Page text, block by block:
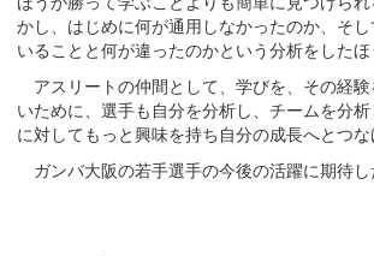
かし、はじめに何が通用しなかったのか、そ
いることと何が違ったのかという分析をしたほ
アスリートの仲間として、学びを、その経験
いために、選手も自分を分析し、チームを分
に対してもっと興味を持ち自分の成長へとつな
ガンバ大阪の若手選手の今後の活躍に期待し